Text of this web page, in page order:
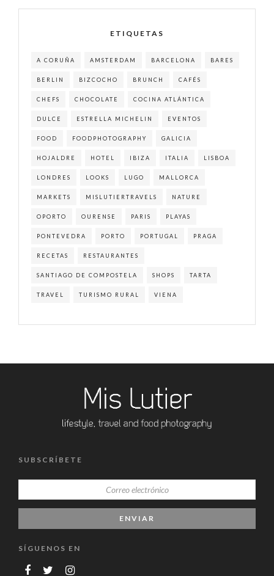
ETIQUETAS
A CORUÑA AMSTERDAM BARCELONA BARES
BERLIN BIZCOCHO BRUNCH CAFÉS
CHEFS CHOCOLATE COCINA ATLÁNTICA
DULCE ESTRELLA MICHELIN EVENTOS
FOOD FOODPHOTOGRAPHY GALICIA
HOJALDRE HOTEL IBIZA ITALIA LISBOA
LONDRES LOOKS LUGO MALLORCA
MARKETS MISLUTIERTRAVELS NATURE
OPORTO OURENSE PARIS PLAYAS
PONTEVEDRA PORTO PORTUGAL PRAGA
RECETAS RESTAURANTES
SANTIAGO DE COMPOSTELA SHOPS TARTA
TRAVEL TURISMO RURAL VIENA
SUBSCRÍBETE
SÍGUENOS EN